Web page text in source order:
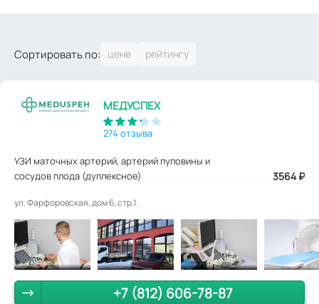
Сортировать по:
МЕДУСПЕХ
274 отзыва
УЗИ маточных артерий, артерий пуповины и
сосудов плода (дуплексное)
3564₽
ул. Фарфоровская, дом 6, стр.1.
+7 (812) 606-78-87